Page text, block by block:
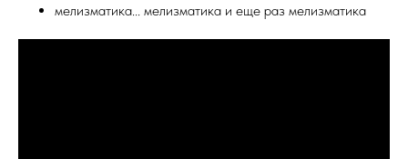
мелизматика... мелизматика и еще раз мелизматика